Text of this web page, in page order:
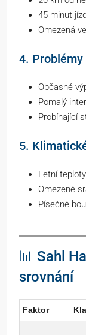
45 minut
Omezená
4.
Občasné
Pomalý
Probíhající
5.
Letní
Omezené
Písečné
📊 Sahl
srovnání
Faktor